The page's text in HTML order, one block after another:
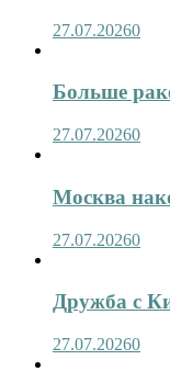
27.07.20260
Больше
27.07.20260
Москва
27.07.20260
Дружба с
27.07.20260